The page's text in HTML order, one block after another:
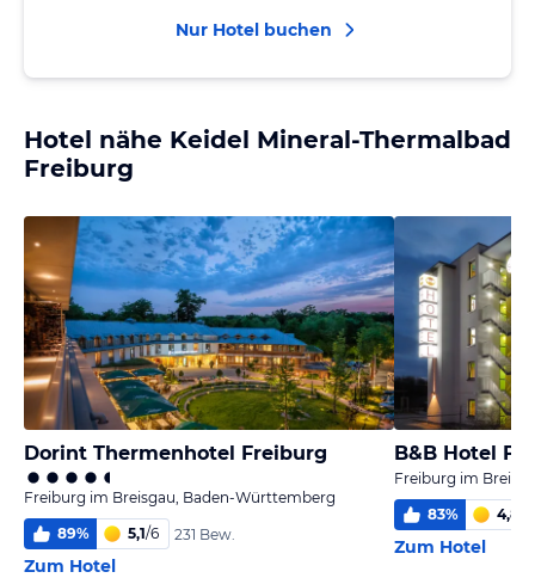
Nur Hotel buchen
Hotel nähe Keidel Mineral-Thermalbad
Freiburg
Dorint Thermenhotel Freiburg
Freiburg im Breisgau, Baden-Württemberg
89% 5,1/6 231 Bew.
Zum Hotel
B&B Hotel
Freiburg im
83% 4,8
Zum Hotel